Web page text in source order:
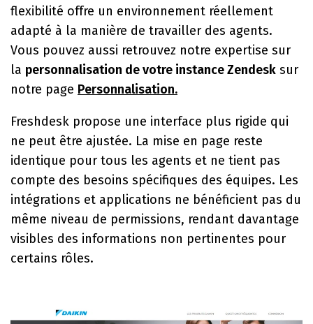
flexibilité offre un environnement réellement
adapté à la manière de travailler des agents.
Vous pouvez aussi retrouvez notre expertise sur
la personnalisation de votre instance Zendesk sur
notre page Personnalisation.
Freshdesk propose une interface plus rigide qui
ne peut être ajustée. La mise en page reste
identique pour tous les agents et ne tient pas
compte des besoins spécifiques des équipes. Les
intégrations et applications ne bénéficient pas du
même niveau de permissions, rendant davantage
visibles des informations non pertinentes pour
certains rôles.